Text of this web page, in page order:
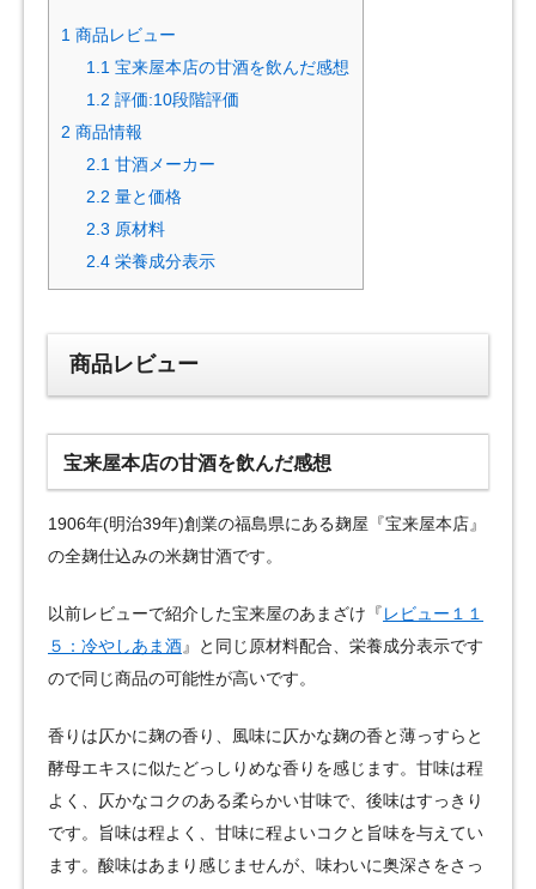
1 商品レビュー
1.1 宝来屋本店の甘酒を飲んだ感想
1.2 評価:10段階評価
2 商品情報
2.1 甘酒メーカー
2.2 量と価格
2.3 原材料
2.4 栄養成分表示
商品レビュー
宝来屋本店の甘酒を飲んだ感想
1906年(明治39年)創業の福島県にある麹屋『宝来屋本店』
の全麹仕込みの米麹甘酒です。
以前レビューで紹介した宝来屋のあまざけ『レビュー１１
５：冷やしあま酒』と同じ原材料配合、栄養成分表示です
ので同じ商品の可能性が高いです。
香りは仄かに麹の香り、風味に仄かな麹の香と薄っすらと
酵母エキスに似たどっしりめな香りを感じます。甘味は程
よく、仄かなコクのある柔らかい甘味で、後味はすっきり
です。旨味は程よく、甘味に程よいコクと旨味を与えてい
ます。酸味はあまり感じませんが、味わいに奥深さをさっ